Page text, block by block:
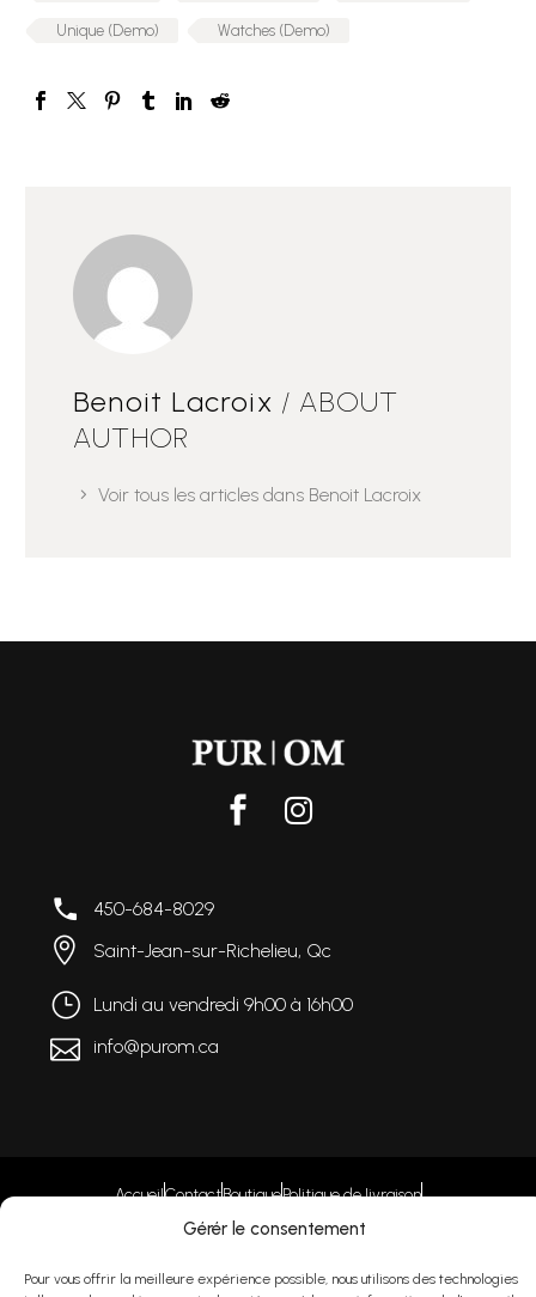
Gérér le consentement
Pour vous offrir la meilleure expérience possible, nous utilisons des technologies
Unique (Demo) Watches (Demo)
Benoit Lacroix / ABOUT
AUTHOR
Voir tous les articles dans Benoit Lacroix
450-684-8029
Saint-Jean-sur-Richelieu, Qc
Lundi au vendredi 9h00 à 16h00
info@purom.ca
AccueilContactBoutiquePolitique de livraison
Politique de confidentialité
2025 © PUR OM. TOUS DROITS RÉSERVÉS